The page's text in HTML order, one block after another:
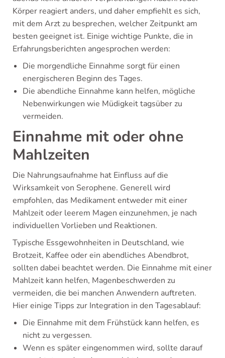
Körper reagiert anders, und daher empfiehlt es sich,
mit dem Arzt zu besprechen, welcher Zeitpunkt am
besten geeignet ist. Einige wichtige Punkte, die in
Erfahrungsberichten angesprochen werden:
Die morgendliche Einnahme sorgt für einen
energischeren Beginn des Tages.
Die abendliche Einnahme kann helfen, mögliche
Nebenwirkungen wie Müdigkeit tagsüber zu
vermeiden.
Einnahme mit oder ohne
Mahlzeiten
Die Nahrungsaufnahme hat Einfluss auf die
Wirksamkeit von Serophene. Generell wird
empfohlen, das Medikament entweder mit einer
Mahlzeit oder leerem Magen einzunehmen, je nach
individuellen Vorlieben und Reaktionen.
Typische Essgewohnheiten in Deutschland, wie
Brotzeit, Kaffee oder ein abendliches Abendbrot,
sollten dabei beachtet werden. Die Einnahme mit einer
Mahlzeit kann helfen, Magenbeschwerden zu
vermeiden, die bei manchen Anwendern auftreten.
Hier einige Tipps zur Integration in den Tagesablauf:
Die Einnahme mit dem Frühstück kann helfen, es
nicht zu vergessen.
Wenn es später eingenommen wird, sollte darauf